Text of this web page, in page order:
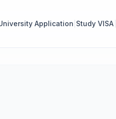
Application Study VISA